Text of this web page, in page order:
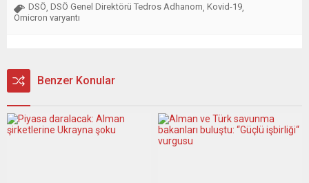
DSÖ DSÖ Genel Direktörü Tedros Adhanom Kovid-19
Omicron varyantı
Benzer Konular